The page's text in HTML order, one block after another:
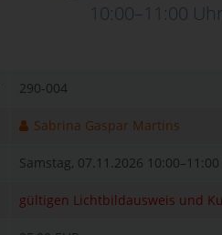
10:00–11:00 Uhr
290-004
Sabrina Gaspar Martins
Samstag, 07.11.2026
gültigen Lichtbildausweis und